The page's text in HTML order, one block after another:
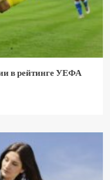
в рейтинге УЕФА